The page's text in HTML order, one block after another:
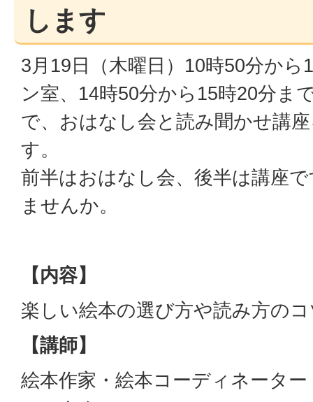
します
3月19日（木曜日）10時50分か
ン室、14時50分から15時20分ま
で、おはなし会と読み聞かせ講
す。
前半はおはなし会、後半は講座
ませんか。
【内容】
楽しい絵本の選び方や読み方の
【講師】
絵本作家・絵本コーディネータ